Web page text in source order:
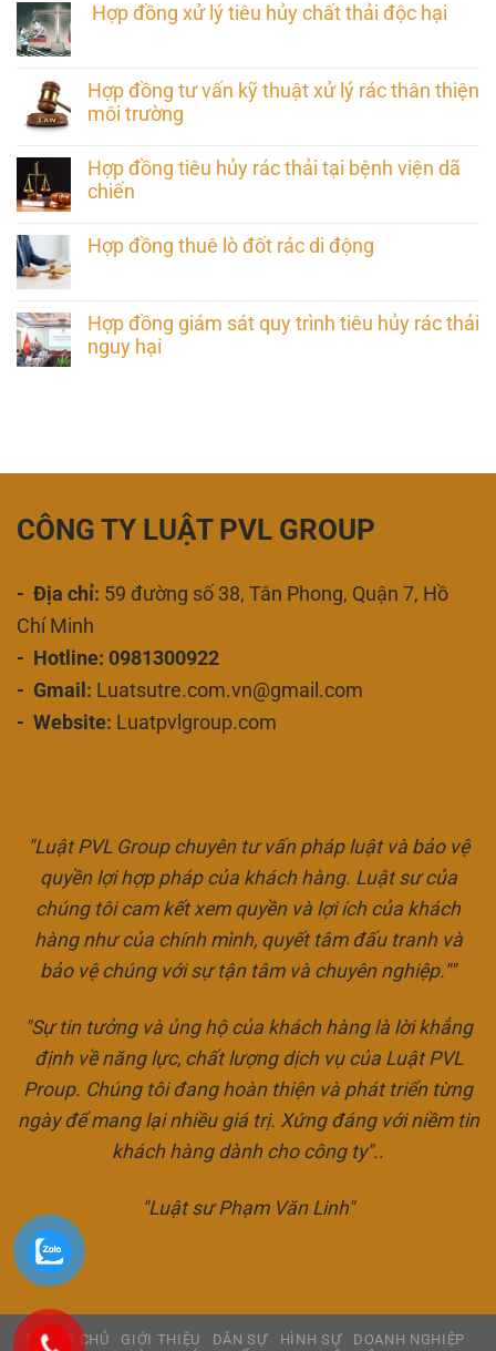
Hợp đồng xử lý tiêu hủy chất thải độc hại
Hợp đồng tư vấn kỹ thuật xử lý rác thân thiện
môi trường
Hợp đồng tiêu hủy rác thải tại bệnh viện dã
chiến
Hợp đồng thuê lò đốt rác di động
Hợp đồng giám sát quy trình tiêu hủy rác thải
nguy hại
CÔNG TY LUẬT PVL GROUP
- Địa chỉ: 59 đường số 38, Tân Phong, Quận 7, Hồ
Chí Minh
- Hotline: 0981300922
- Gmail: Luatsutre.com.vn@gmail.com
- Website: Luatpvlgroup.com
"Luật PVL Group chuyên tư vấn pháp luật và bảo vệ
quyền lợi hợp pháp của khách hàng. Luật sư của
chúng tôi cam kết xem quyền và lợi ích của khách
hàng như của chính mình, quyết tâm đấu tranh và
bảo vệ chúng với sự tận tâm và chuyên nghiệp.""
"Sự tin tưởng và ủng hộ của khách hàng là lời khẳng
định về năng lực, chất lượng dịch vụ của Luật PVL
Proup. Chúng tôi đang hoàn thiện và phát triển từng
ngày để mang lại nhiều giá trị. Xứng đáng với niềm tin
khách hàng dành cho công ty"..
"Luật sư Phạm Văn Linh"
TRANG CHỦ GIỚI THIỆU DÂN SỰ HÌNH SỰ
DOANH NGHIỆP